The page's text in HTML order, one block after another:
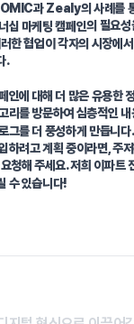
과 Zealy의 사례를
십 마케팅 캠페인의 필요성
한 협업이 각자의 시장에
.
인에 대해 더 많은 유용한
리를 방문하여 심층적인
그를 더 풍성하게 만듭니다
하려고 계획 중이라면, 주
청해 주세요. 저희 이파트
수 있습니다!